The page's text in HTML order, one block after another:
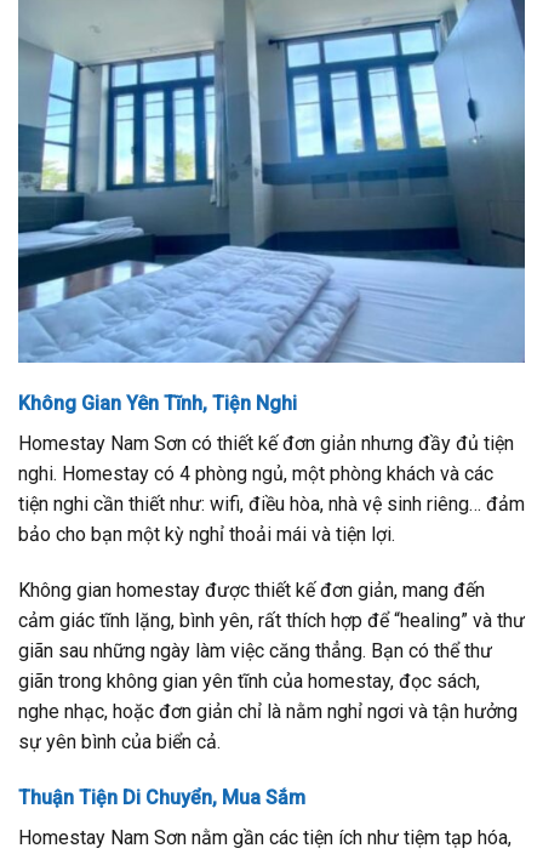
Không Gian Yên Tĩnh, Tiện Nghi
Homestay Nam Sơn có thiết kế đơn giản nhưng đầy đủ tiện
nghi. Homestay có 4 phòng ngủ, một phòng khách và các
tiện nghi cần thiết như: wifi, điều hòa, nhà vệ sinh riêng… đảm
bảo cho bạn một kỳ nghỉ thoải mái và tiện lợi.
Không gian homestay được thiết kế đơn giản, mang đến
cảm giác tĩnh lặng, bình yên, rất thích hợp để “healing” và thư
giãn sau những ngày làm việc căng thẳng. Bạn có thể thư
giãn trong không gian yên tĩnh của homestay, đọc sách,
nghe nhạc, hoặc đơn giản chỉ là nằm nghỉ ngơi và tận hưởng
sự yên bình của biển cả.
Thuận Tiện Di Chuyển, Mua Sắm
Homestay Nam Sơn nằm gần các tiện ích như tiệm tạp hóa,